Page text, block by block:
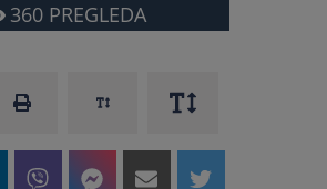
360PREGLEDA